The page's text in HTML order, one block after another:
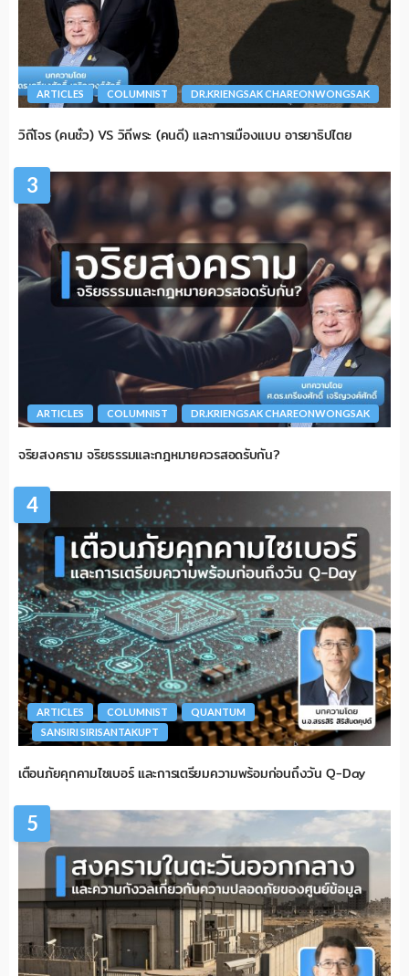
ARTICLES COLUMNIST DR.KRIENGSAK CHAREONWONGSAK
วิถีโจร (คนชั่ว) VS วิถีพระ (คนดี) และการเมืองแบบ อารยาธิปไตย
3
ARTICLES COLUMNIST DR.KRIENGSAK CHAREONWONGSAK
จริยสงคราม จริยธรรมและกฎหมายควรสอดรับกัน?
4
ARTICLES COLUMNIST
QUANTUM
SANSIRI SIRISANTAKUPT
เตือนภัยคุกคามไซเบอร์ และการเตรียมความพร้อมก่อนถึงวัน Q-Day
5